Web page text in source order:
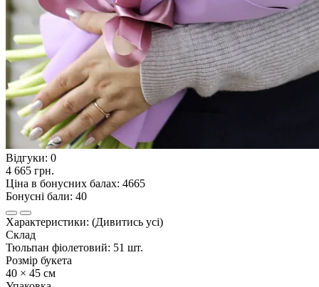
Відгуки: 0
4 665 грн.
Ціна в бонусних балах: 4665
Бонусні бали: 40
Характеристики: (Дивитись усі)
Склад
Тюльпан фіолетовий: 51 шт.
Розмір букета
40 × 45 см